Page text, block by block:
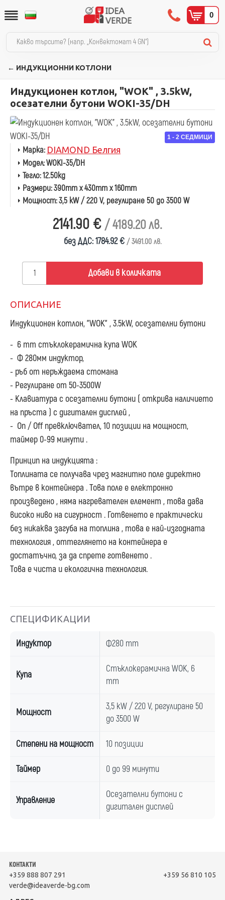
0
← ИНДУКЦИОННИ КОТЛОНИ
Индукционен котлон, "WOK" , 3.5kW,
осезателни бутони WOKI-35/DH
1 - 2 СЕДМИЦИ
2141.90 € / 4189.20 лв.
без ДДС: 1784.92 € / 3491.00 лв.
Марка: DIAMOND Белгия
Модел:WOKI-35/DH
Тегло:12.50kg
Размери:390mm x 430mm x 160mm
Мощност:3,5 kW / 220 V, регулиране 50 до 3500 W
Добави в количката
ОПИСАНИЕ
Индукционен котлон, "WOK" , 3.5kW, осезателни бутони
- 6 mm стъклокерамична купа WOK
- Ф 280мм индуктор,
- ръб от неръждаема стомана
- Регулиране от 50-3500W
- Клавиатура с осезателни бутони ( открива наличието
на пръста ) с дигитален дисплей ,
- On / Off превключвател, 10 позиции на мощност,
таймер 0-99 минути .
Принцип на индукцията :
Топлината се получава чрез магнитно поле директно
вътре в контейнера . Това поле е електронно
произведено , няма нагревателен елемент , това дава
високо ниво на сигурност . Готвенето е практически
без никаква загуба на топлина , това е най-изгодната
технология , оттеглянето на контейнера е
достатъчно, за да спрете готвенето .
Това е чиста и екологична технология.
СПЕЦИФИКАЦИИ
Индуктор Ф280 mm
Купа
Стъклокерамична WOK, 6
mm
Мощност
3,5 kW / 220 V, регулиране 50
до 3500 W
Степени на мощност 10 позиции
Таймер 0 до 99 минути
Управление
Осезателни бутони с
дигитален дисплей
КОНТАКТИ
+359 888 807 291
+359 56 810 105
verde@ideaverde-bg.com